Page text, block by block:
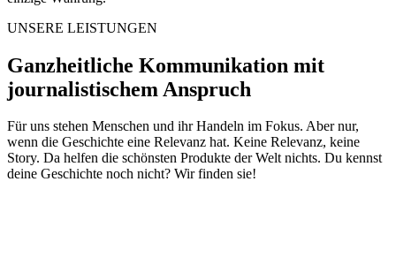
UNSERE LEISTUNGEN
Ganzheitliche Kommunikation mit
journalistischem Anspruch
Für uns stehen Menschen und ihr Handeln im Fokus. Aber nur,
wenn die Geschichte eine Relevanz hat. Keine Relevanz, keine
Story. Da helfen die schönsten Produkte der Welt nichts. Du kennst
deine Geschichte noch nicht? Wir finden sie!